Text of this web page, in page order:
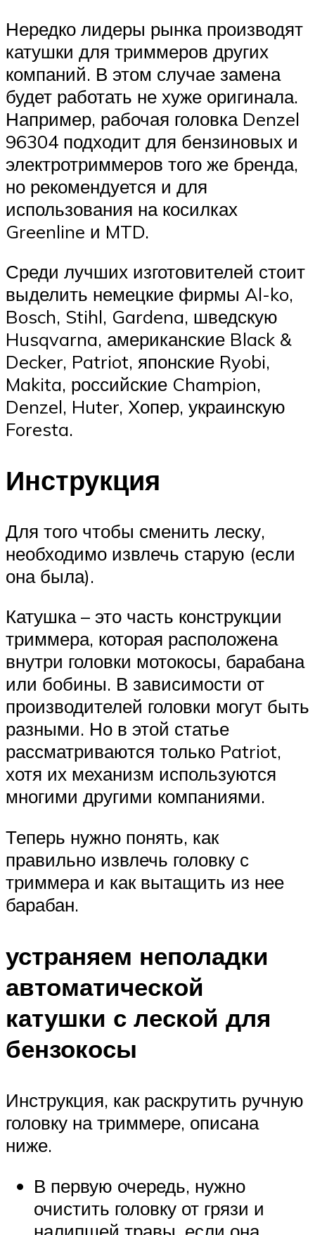
Нередко лидеры рынка производят
катушки для триммеров других
компаний. В этом случае замена
будет работать не хуже оригинала.
Например, рабочая головка Denzel
96304 подходит для бензиновых и
электротриммеров того же бренда,
но рекомендуется и для
использования на косилках
Greenline и MTD.
Среди лучших изготовителей стоит
выделить немецкие фирмы Al-ko,
Bosch, Stihl, Gardena, шведскую
Husqvarna, американские Black &
Decker, Patriot, японские Ryobi,
Makita, российские Champion,
Denzel, Huter, Хопер, украинскую
Foresta.
Инструкция
Для того чтобы сменить леску,
необходимо извлечь старую (если
она была).
Катушка – это часть конструкции
триммера, которая расположена
внутри головки мотокосы, барабана
или бобины. В зависимости от
производителей головки могут быть
разными. Но в этой статье
рассматриваются только Patriot,
хотя их механизм используются
многими другими компаниями.
Теперь нужно понять, как
правильно извлечь головку с
триммера и как вытащить из нее
барабан.
устраняем неполадки
автоматической
катушки с леской для
бензокосы
Инструкция, как раскрутить ручную
головку на триммере, описана
ниже.
В первую очередь, нужно
очистить головку от грязи и